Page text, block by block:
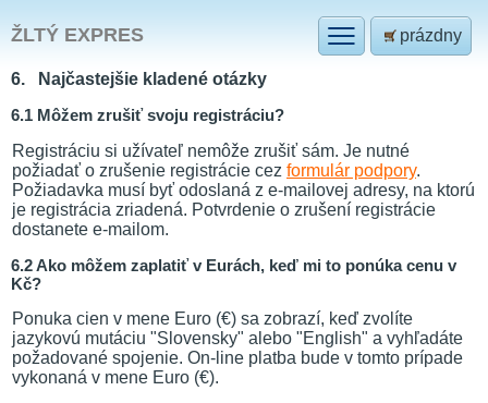
prázdny
ŽLTÝ EXPRES
6. Najčastejšie kladené otázky
6.1 Môžem zrušiť svoju registráciu?
Registráciu si užívateľ nemôže zrušiť sám. Je nutné
požiadať o zrušenie registrácie cez formulár podpory.
Požiadavka musí byť odoslaná z e-mailovej adresy, na ktorú
je registrácia zriadená. Potvrdenie o zrušení registrácie
dostanete e-mailom.
6.2 Ako môžem zaplatiť v Eurách, keď mi to ponúka cenu v
Kč?
Ponuka cien v mene Euro (€) sa zobrazí, keď zvolíte
jazykovú mutáciu "Slovensky" alebo "English" a vyhľadáte
požadované spojenie. On-line platba bude v tomto prípade
vykonaná v mene Euro (€).